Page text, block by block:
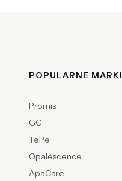
POPULARNE MARKI
Promis
GC
TePe
Opalescence
ApaCare